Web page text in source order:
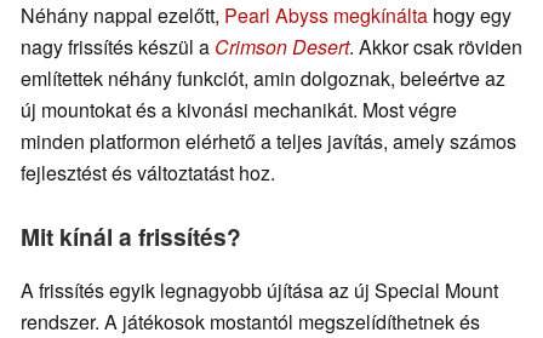
Néhány nappal ezelőtt, Pearl Abyss megkínálta hogy egy
nagy frissítés készül a Crimson Desert. Akkor csak röviden
említettek néhány funkciót, amin dolgoznak, beleértve az
új mountokat és a kivonási mechanikát. Most végre
minden platformon elérhető a teljes javítás, amely számos
fejlesztést és változtatást hoz.
Mit kínál a frissítés?
A frissítés egyik legnagyobb újítása az új Special Mount
rendszer. A játékosok mostantól megszelídíthetnek és